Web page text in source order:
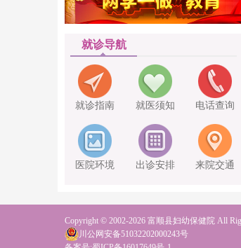
就诊导航
就诊指南 就医须知 电话查询
医院环境 出诊安排 来院交通
Copyright © 2002-2026 富顺县妇幼保健院 All
川公网安备51032202000243号